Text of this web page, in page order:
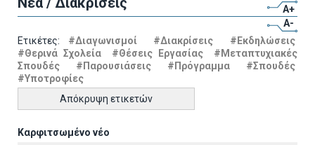
A+
A-
Ετικέτες: #Διαγωνισμοί #Διακρίσεις
#Εκδηλώσεις
#Θερινά Σχολεία
#Θέσεις Εργασίας
#Μεταπτυχιακές
Σπουδές
#Παρουσιάσεις #Πρόγραμμα
#Σπουδές
#Υποτροφίες
Απόκρυψη ετικετών
Καρφιτσωμένο νέο